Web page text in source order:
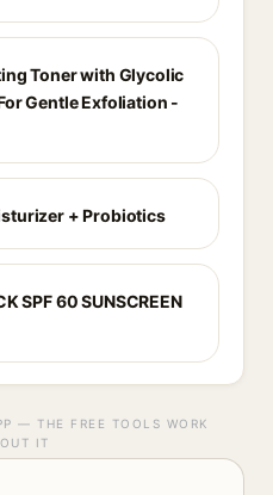
Toner with Glycolic
Gentle Exfoliation -
+ Probiotics
SPF 60 SUNSCREEN
— THE FREE TOOLS WORK
IT